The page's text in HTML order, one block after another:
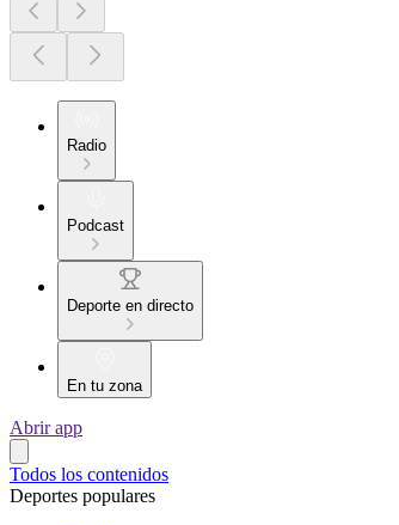
Radio
Podcast
Deporte en directo
En tu zona
Abrir app
Todos los contenidos
Deportes populares